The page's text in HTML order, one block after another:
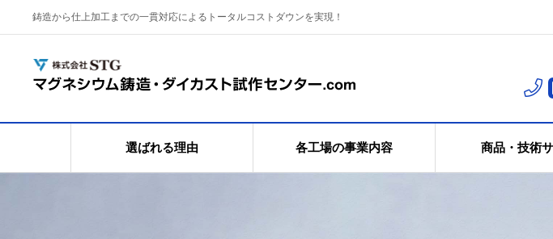
鋳造から仕上加工までの一貫対応によるトータルコストダウンを実現！
選ばれる理由 各工場の事業内容 商品・技術